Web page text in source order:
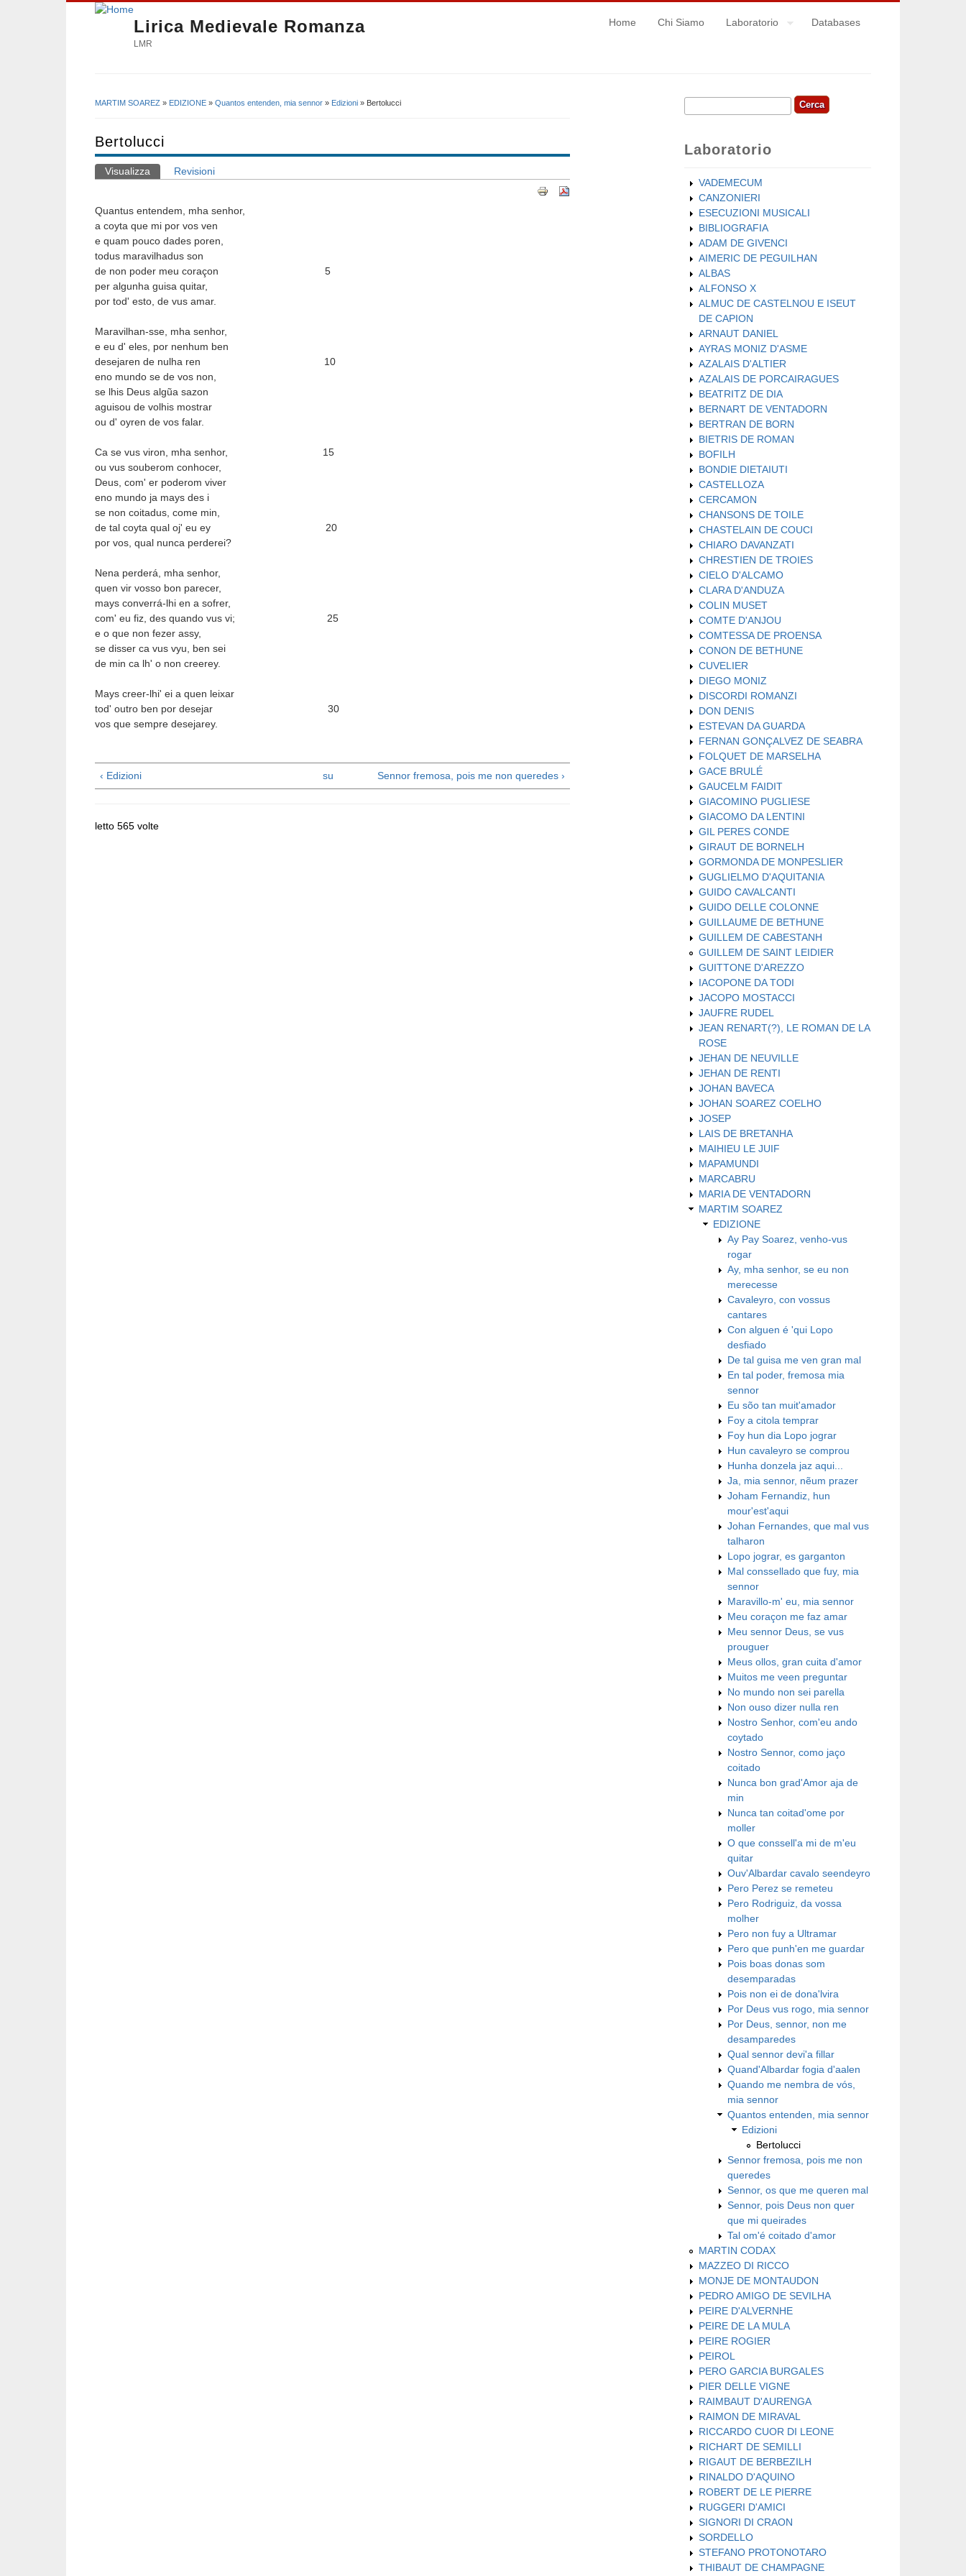
Lirica Medievale Romanza
LMR
Home Chi Siamo Laboratorio Databases
MARTIM SOAREZ » EDIZIONE » Quantos entenden, mia sennor » Edizioni » Bertolucci
Bertolucci
Schede primarie
Visualizza (scheda attiva)
Revisioni
Quantus entendem, mha senhor,
a coyta que mi por vos ven
e quam pouco dades poren,
todus maravilhadus son
de non poder meu coraçon 5
per algunha guisa quitar,
por tod' esto, de vus amar.
Maravilhan-sse, mha senhor,
e eu d' eles, por nenhum ben
desejaren de nulha ren 10
eno mundo se de vos non,
se lhis Deus algũa sazon
aguisou de volhis mostrar
ou d' oyren de vos falar.
Ca se vus viron, mha senhor, 15
ou vus souberom conhocer,
Deus, com' er poderom viver
eno mundo ja mays des i
se non coitadus, come min,
de tal coyta qual oj' eu ey 20
por vos, qual nunca perderei?
Nena perderá, mha senhor,
quen vir vosso bon parecer,
mays converrá-lhi en a sofrer,
com' eu fiz, des quando vus vi; 25
e o que non fezer assy,
se disser ca vus vyu, ben sei
de min ca lh' o non creerey.
Mays creer-lhi' ei a quen leixar
tod' outro ben por desejar 30
vos que sempre desejarey.
‹ Edizioni su Sennor fremosa, pois me non queredes ›
letto 565 volte
Form di ricerca
Cerca
Laboratorio
VADEMECUM
CANZONIERI
ESECUZIONI MUSICALI
BIBLIOGRAFIA
ADAM DE GIVENCI
AIMERIC DE PEGUILHAN
ALBAS
ALFONSO X
ALMUC DE CASTELNOU E ISEUT
DE CAPION
ARNAUT DANIEL
AYRAS MONIZ D'ASME
AZALAIS D'ALTIER
AZALAIS DE PORCAIRAGUES
BEATRITZ DE DIA
BERNART DE VENTADORN
BERTRAN DE BORN
BIETRIS DE ROMAN
BOFILH
BONDIE DIETAIUTI
CASTELLOZA
CERCAMON
CHANSONS DE TOILE
CHASTELAIN DE COUCI
CHIARO DAVANZATI
CHRESTIEN DE TROIES
CIELO D'ALCAMO
CLARA D'ANDUZA
COLIN MUSET
COMTE D'ANJOU
COMTESSA DE PROENSA
CONON DE BETHUNE
CUVELIER
DIEGO MONIZ
DISCORDI ROMANZI
DON DENIS
ESTEVAN DA GUARDA
FERNAN GONÇALVEZ DE SEABRA
FOLQUET DE MARSELHA
GACE BRULÉ
GAUCELM FAIDIT
GIACOMINO PUGLIESE
GIACOMO DA LENTINI
GIL PERES CONDE
GIRAUT DE BORNELH
GORMONDA DE MONPESLIER
GUGLIELMO D'AQUITANIA
GUIDO CAVALCANTI
GUIDO DELLE COLONNE
GUILLAUME DE BETHUNE
GUILLEM DE CABESTANH
GUILLEM DE SAINT LEIDIER
GUITTONE D'AREZZO
IACOPONE DA TODI
JACOPO MOSTACCI
JAUFRE RUDEL
JEAN RENART(?), LE ROMAN DE LA
ROSE
JEHAN DE NEUVILLE
JEHAN DE RENTI
JOHAN BAVECA
JOHAN SOAREZ COELHO
JOSEP
LAIS DE BRETANHA
MAIHIEU LE JUIF
MAPAMUNDI
MARCABRU
MARIA DE VENTADORN
MARTIM SOAREZ
EDIZIONE
Ay Pay Soarez, venho-vus
rogar
Ay, mha senhor, se eu non
merecesse
Cavaleyro, con vossus
cantares
Con alguen é 'qui Lopo
desfiado
De tal guisa me ven gran mal
En tal poder, fremosa mia
sennor
Eu sõo tan muit'amador
Foy a citola temprar
Foy hun dia Lopo jograr
Hun cavaleyro se comprou
Hunha donzela jaz aqui...
Ja, mia sennor, nẽum prazer
Joham Fernandiz, hun
mour'est'aqui
Johan Fernandes, que mal vus
talharon
Lopo jograr, es garganton
Mal conssellado que fuy, mia
sennor
Maravillo-m' eu, mia sennor
Meu coraçon me faz amar
Meu sennor Deus, se vus
prouguer
Meus ollos, gran cuita d'amor
Muitos me veen preguntar
No mundo non sei parella
Non ouso dizer nulla ren
Nostro Senhor, com'eu ando
coytado
Nostro Sennor, como jaço
coitado
Nunca bon grad'Amor aja de
min
Nunca tan coitad'ome por
moller
O que conssell'a mi de m'eu
quitar
Ouv'Albardar cavalo seendeyro
Pero Perez se remeteu
Pero Rodriguiz, da vossa
molher
Pero non fuy a Ultramar
Pero que punh'en me guardar
Pois boas donas som
desemparadas
Pois non ei de dona'lvira
Por Deus vus rogo, mia sennor
Por Deus, sennor, non me
desamparedes
Qual sennor devi'a fillar
Quand'Albardar fogia d'aalen
Quando me nembra de vós,
mia sennor
Quantos entenden, mia sennor
Edizioni
Bertolucci
Sennor fremosa, pois me non
queredes
Sennor, os que me queren mal
Sennor, pois Deus non quer
que mi queirades
Tal om'é coitado d'amor
MARTIN CODAX
MAZZEO DI RICCO
MONJE DE MONTAUDON
PEDRO AMIGO DE SEVILHA
PEIRE D'ALVERNHE
PEIRE DE LA MULA
PEIRE ROGIER
PEIROL
PERO GARCIA BURGALES
PIER DELLE VIGNE
RAIMBAUT D'AURENGA
RAIMON DE MIRAVAL
RICCARDO CUOR DI LEONE
RICHART DE SEMILLI
RIGAUT DE BERBEZILH
RINALDO D'AQUINO
ROBERT DE LE PIERRE
RUGGERI D'AMICI
SIGNORI DI CRAON
SORDELLO
STEFANO PROTONOTARO
THIBAUT DE CHAMPAGNE